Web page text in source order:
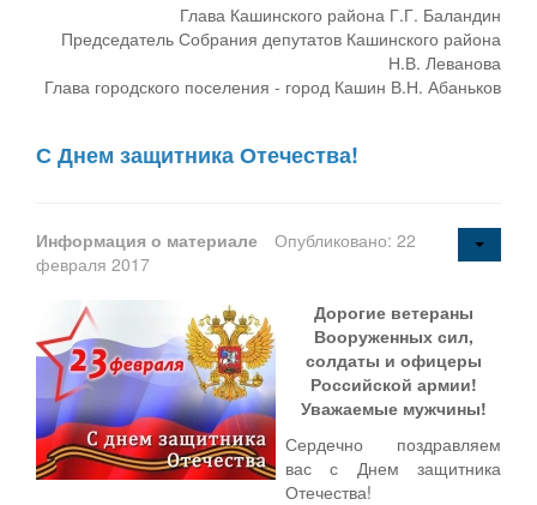
Глава Кашинского района Г.Г. Баландин
Председатель Собрания депутатов Кашинского района
Н.В. Леванова
Глава городского поселения - город Кашин В.Н. Абаньков
С Днем защитника Отечества!
Информация о материале
Опубликовано: 22
февраля 2017
Дорогие ветераны
Вооруженных сил,
солдаты и офицеры
Российской армии!
Уважаемые мужчины!
Сердечно поздравляем
вас с Днем защитника
Отечества!